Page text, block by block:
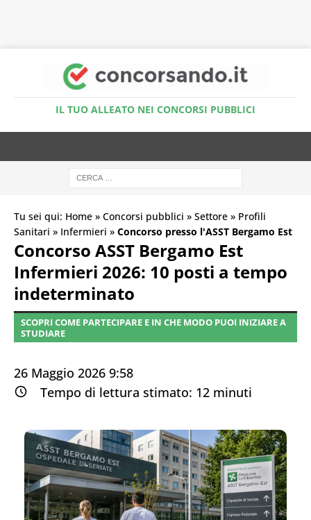
IL TUO ALLEATO NEI CONCORSI PUBBLICI
Tu sei qui: Home » Concorsi pubblici » Settore » Profili
Sanitari » Infermieri » Concorso presso l'ASST Bergamo Est
Concorso ASST Bergamo Est
Infermieri 2026: 10 posti a tempo
indeterminato
SCOPRI COME PARTECIPARE E IN CHE MODO PUOI INIZIARE A
STUDIARE
26 Maggio 2026 9:58
Tempo di lettura stimato: 12 minuti